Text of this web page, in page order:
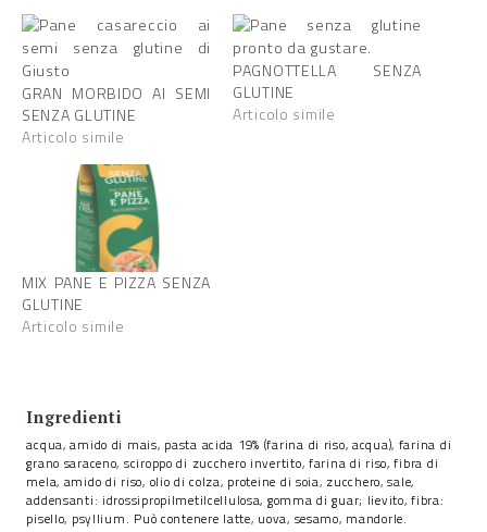
GRAN MORBIDO AI SEMI
SENZA GLUTINE
Articolo simile
PAGNOTTELLA SENZA
GLUTINE
Articolo simile
MIX PANE E PIZZA SENZA
GLUTINE
Articolo simile
Ingredienti
acqua, amido di mais, pasta acida 19% (farina di riso, acqua), farina di
grano saraceno, sciroppo di zucchero invertito, farina di riso, fibra di
mela, amido di riso, olio di colza, proteine di soia, zucchero, sale,
addensanti: idrossipropilmetilcellulosa, gomma di guar; lievito, fibra:
pisello, psyllium. Può contenere latte, uova, sesamo, mandorle.